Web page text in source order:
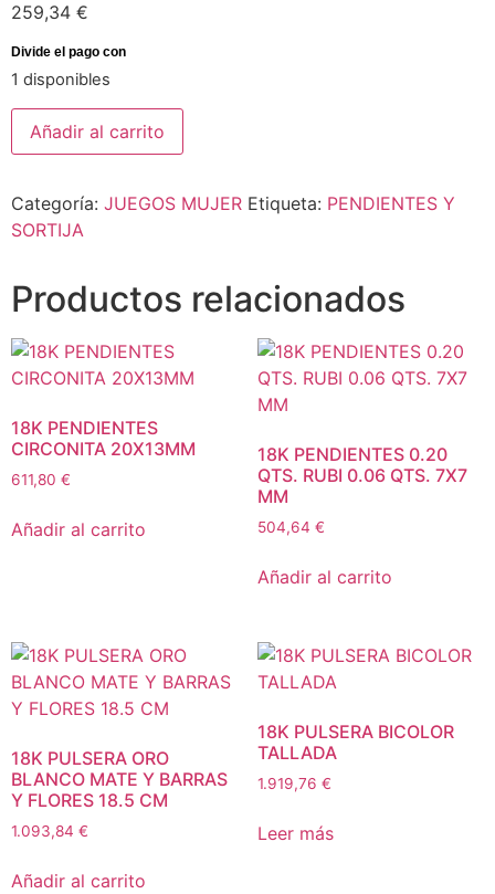
259,34 €
1 disponibles
Añadir al carrito
Categoría: JUEGOS MUJER Etiqueta: PENDIENTES Y
SORTIJA
Productos relacionados
18K PENDIENTES
CIRCONITA 20X13MM
611,80 €
Añadir al carrito
18K PENDIENTES 0.20
QTS. RUBI 0.06 QTS. 7X7
MM
504,64 €
Añadir al carrito
18K PULSERA ORO
BLANCO MATE Y BARRAS
Y FLORES 18.5 CM
1.093,84 €
Añadir al carrito
18K PULSERA BICOLOR
TALLADA
1.919,76 €
Leer más